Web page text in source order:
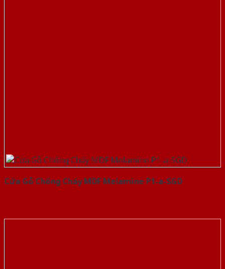
Cửa Gỗ Chống Cháy MDF Melamine P1-a-SGD